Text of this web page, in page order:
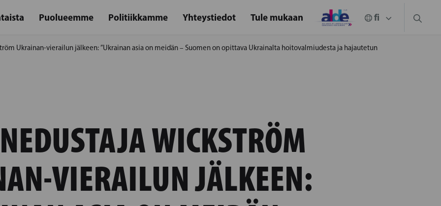
Puolueemme Politiikkamme Yhteystiedot Tule mukaan
Ukrainan-vierailun jälkeen: ”Ukrainan asia on meidän – Suomen on opittava Ukrainalta hoitovalmiudesta ja hajautetun
WICKSTRÖM
VIERAILUN JÄLKEEN: